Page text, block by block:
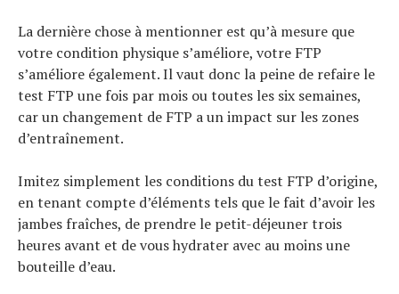
La dernière chose à mentionner est qu’à mesure que
votre condition physique s’améliore, votre FTP
s’améliore également. Il vaut donc la peine de refaire le
test FTP une fois par mois ou toutes les six semaines,
car un changement de FTP a un impact sur les zones
d’entraînement.
Imitez simplement les conditions du test FTP d’origine,
en tenant compte d’éléments tels que le fait d’avoir les
jambes fraîches, de prendre le petit-déjeuner trois
heures avant et de vous hydrater avec au moins une
bouteille d’eau.